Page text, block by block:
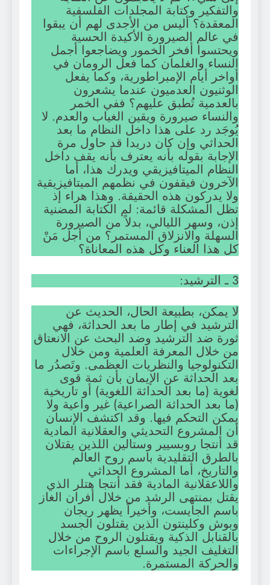
والتفكير وكتابة المجلدات الفلسفية
المعقدة؟ أليس من الأجدى لهم أن يبقوا
في عالم الصيرورة الأكيدة الحسية
ويحتسوا أفخر الخمور ويضاجعوا أجمل
النساء والغلمان كما فعل الرومان في
أواخر أيام الإمبراطورية، وكما يفعل
الوثنيون العدميون عندما يشعرون
بالعدمية تُطبق عليهم؟ ففي الخمر
والنساء صيرورة ويقين الغياب والعدم. لا
يُوجَد رد على هذا داخل النظام ما بعد
الحداثي وإن كان دريدا قد حاول مرة
الإجابة بقوله بأنه يعترف بأنه يقف داخل
النظام الميتافيزيقي ويدرك هذا، أما
الآخرون فيقفون في نظمهم الميتافيزيقية
ولا يدركون هذه الحقيقة. وهذا هراء إذ
تظل المشكلة قائمة: لم الكتابة المضنية
إذن، وسهر الليالي، بدلاً من الصيرورة
السهلة والانزلاق المستمر؟ من أجل مَنْ
كل هذا العناء وكل هذه المعاناة؟
3 ـ الترشيد:
لا يمكن، بطبيعة الحال، الحديث عن
الترشيد في إطار ما بعد الحداثة، فهي
ثورة ضد الترشيد وضد البحث عن الانعتاق
من خلال المعرفة العلمية ومن خلال
التكنولوجيا والنظريات العظمى. وتَصدُر ما
بعد الحداثة عن الإيمان بأن ثمة قوى
لغوية (ما بعد الحداثة اللغوية) أو تاريخية
(ما بعد الحداثة الصراعية) غير واعية ولا
يمكن التحكم فيها. وقد اكتشف الإنسان
أن المشروع التحديثي والعقلانية المادية
قد أنتجا روبسيير وستالين اللذين يقتلان
بالطرق التقليدية باسم روح العالم
والتاريخ، أما المشروع الحداثي
واللاعقلانية المادية فقد أنتجا هتلر الذي
يقتل بمنتهى الرشد من خلال أفران الغاز
باسم الجايست، وأخيراً يظهر ريجان
وبوش وكلينتون الذين يقتلون الجسد
بالقنابل الذكية ويقتلون الروح من خلال
التغليف الجيد والسلع باسم الإجراءات
والحركة المستمرة.